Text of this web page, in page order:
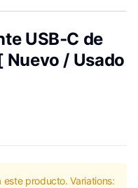
USB‑C de
/ Usado
producto. Variations: